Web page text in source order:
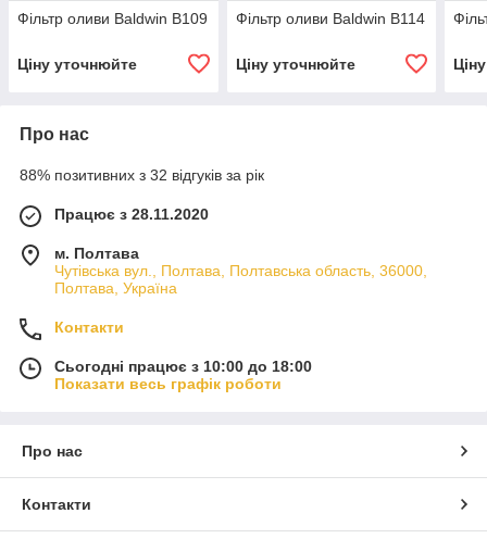
Фільтр оливи Baldwin B109
Ціну уточнюйте
Фільтр оливи Baldwin B114
Ціну уточнюйте
Про нас
88% позитивних з 32 відгуків за рік
Працює з 28.11.2020
м. Полтава
Чутівська вул., Полтава, Полтавська область, 36000,
Полтава, Україна
Контакти
Сьогодні працює з 10:00 до 18:00
Показати весь графік роботи
Про нас
Контакти